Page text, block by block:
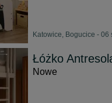
Katowice, Bogucice - 06
Łóżko
Nowe